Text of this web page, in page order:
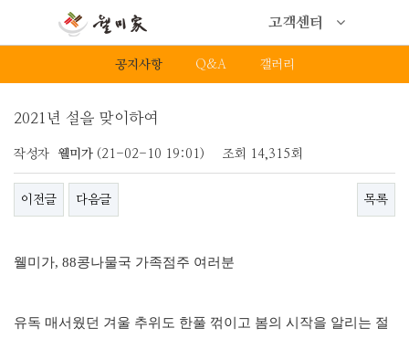
고객센터
공지사항 Q&A 갤러리
2021년 설을 맞이하여
작성자 웰미가 (21-02-10 19:01) 조회 14,315회
이전글 다음글 목록
웰미가, 88콩나물국 가족점주 여러분
유독 매서웠던 겨울 추위도 한풀 꺾이고 봄의 시작을 알리는 절